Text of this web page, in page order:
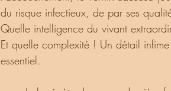
du risque infectieux, de par ses
Quelle intelligence du vivant
Et quelle complexité ! Un détail
essentiel.